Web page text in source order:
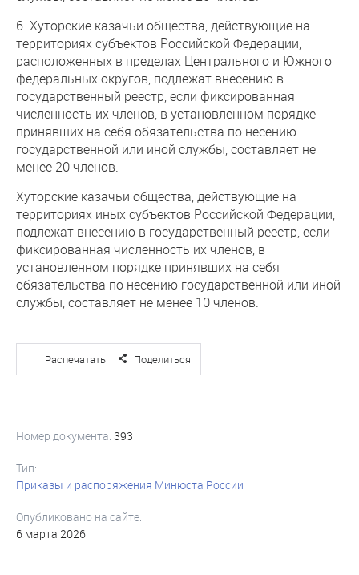
6. Хуторские казачьи общества, действующие на
территориях субъектов Российской Федерации,
расположенных в пределах Центрального и Южного
федеральных округов, подлежат внесению в
государственный реестр, если фиксированная
численность их членов, в установленном порядке
принявших на себя обязательства по несению
государственной или иной службы, составляет не
менее 20 членов.
Хуторские казачьи общества, действующие на
территориях иных субъектов Российской Федерации,
подлежат внесению в государственный реестр, если
фиксированная численность их членов, в
установленном порядке принявших на себя
обязательства по несению государственной или иной
службы, составляет не менее 10 членов.
Распечатать Поделиться
Номер документа: 393
Тип:
Приказы и распоряжения Минюста России
Опубликовано на сайте:
6 марта 2026